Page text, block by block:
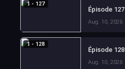
1 - 127
Épisode 127
Aug. 10, 2026
1 - 128
Épisode 128
Aug. 10, 2026